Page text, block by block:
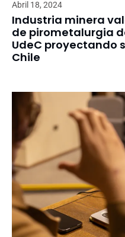
Abril 18, 2024
Industria minera
de pirometalurgia
UdeC proyectando
Chile